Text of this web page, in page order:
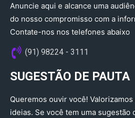
Anuncie aqui e alcance uma
do nosso compromisso com a
Contate-nos nos telefones abaixo
(91) 98224 - 3111
SUGESTÃO DE PAUTA
Queremos ouvir você! Valorizamos
ideias. Se você tem uma sugestão